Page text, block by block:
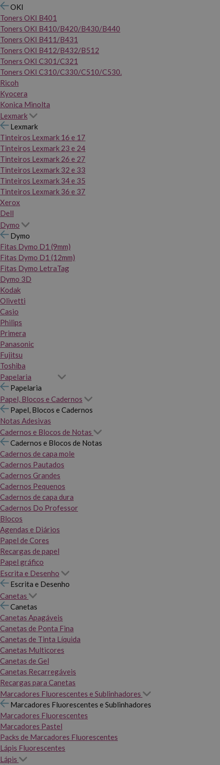
OKI
Toners OKI B401
Toners OKI B410/B420/B430/B440
Toners OKI B411/B431
Toners OKI B412/B432/B512
Toners OKI C301/C321
Toners OKI C310/C330/C510/C530.
Ricoh
Kyocera
Konica Minolta
Lexmark
Lexmark
Tinteiros Lexmark 16 e 17
Tinteiros Lexmark 23 e 24
Tinteiros Lexmark 26 e 27
Tinteiros Lexmark 32 e 33
Tinteiros Lexmark 34 e 35
Tinteiros Lexmark 36 e 37
Xerox
Dell
Dymo
Dymo
Fitas Dymo D1 (9mm)
Fitas Dymo D1 (12mm)
Fitas Dymo LetraTag
Dymo 3D
Kodak
Olivetti
Casio
Philips
Primera
Panasonic
Fujitsu
Toshiba
Papelaria
Papelaria
Papel, Blocos e Cadernos
Papel, Blocos e Cadernos
Notas Adesivas
Cadernos e Blocos de Notas
Cadernos e Blocos de Notas
Cadernos de capa mole
Cadernos Pautados
Cadernos Grandes
Cadernos Pequenos
Cadernos de capa dura
Cadernos Do Professor
Blocos
Agendas e Diários
Papel de Cores
Recargas de papel
Papel gráfico
Escrita e Desenho
Escrita e Desenho
Canetas
Canetas
Canetas Apagáveis
Canetas de Ponta Fina
Canetas de Tinta Líquida
Canetas Multicores
Canetas de Gel
Canetas Recarregáveis
Recargas para Canetas
Marcadores Fluorescentes e Sublinhadores
Marcadores Fluorescentes e Sublinhadores
Marcadores Fluorescentes
Marcadores Pastel
Packs de Marcadores Fluorescentes
Lápis Fluorescentes
Lápis